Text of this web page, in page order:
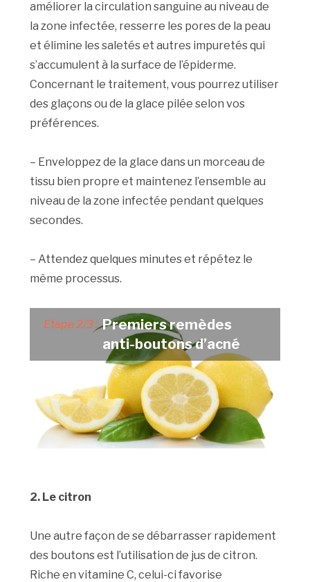
améliorer la circulation sanguine au niveau de
la zone infectée, resserre les pores de la peau
et élimine les saletés et autres impuretés qui
s’accumulent à la surface de l’épiderme.
Concernant le traitement, vous pourrez utiliser
des glaçons ou de la glace pilée selon vos
préférences.
– Enveloppez de la glace dans un morceau de
tissu bien propre et maintenez l’ensemble au
niveau de la zone infectée pendant quelques
secondes.
– Attendez quelques minutes et répétez le
même processus.
Etape 2/3 : Premiers remèdes
anti-boutons d’acné
2. Le citron
Une autre façon de se débarrasser rapidement
des boutons est l’utilisation de jus de citron.
Riche en vitamine C, celui-ci favorise